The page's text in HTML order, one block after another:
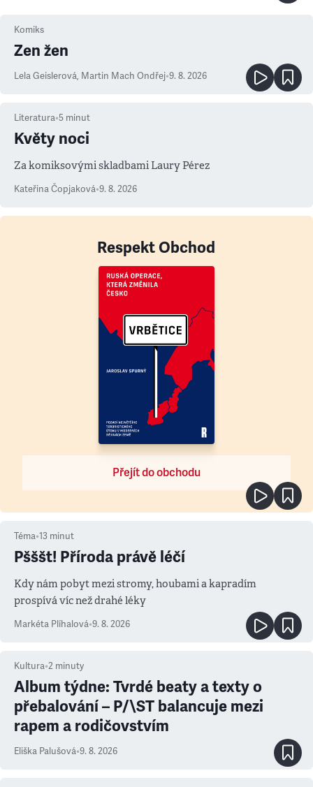
Komiks
Zen žen
Lela Geislerová, Martin Mach Ondřej•9. 8. 2026
Literatura•5 minut
Květy noci
Za komiksovými skladbami Laury Pérez
Kateřina Čopjaková•9. 8. 2026
Respekt Obchod
Přejít do obchodu
Téma•13 minut
Pšššt! Příroda právě léčí
Kdy nám pobyt mezi stromy, houbami a kapradím
prospívá víc než drahé léky
Markéta Plíhalová•9. 8. 2026
Kultura•2 minuty
Album týdne: Tvrdé beaty a texty o
přebalování – P/\ST balancuje mezi
rapem a rodičovstvím
Eliška Palušová•9. 8. 2026